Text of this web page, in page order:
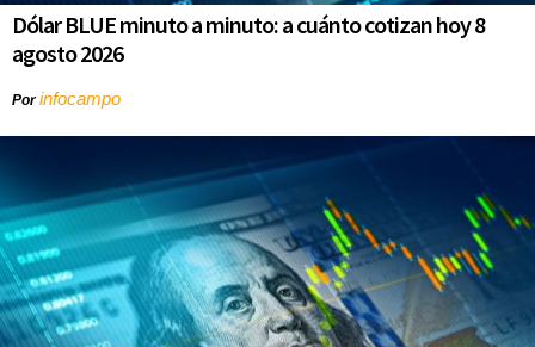
Dólar BLUE minuto a minuto: a cuánto cotizan hoy 8
agosto 2026
Porinfocampo